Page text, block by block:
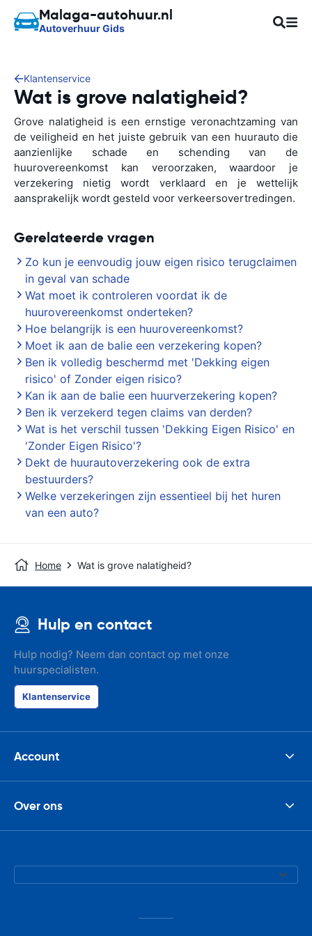
Malaga-autohuur.nl
Autoverhuur Gids
Klantenservice
Wat is grove nalatigheid?
Grove nalatigheid is een ernstige veronachtzaming van
de veiligheid en het juiste gebruik van een huurauto die
aanzienlijke schade en schending van de
huurovereenkomst kan veroorzaken, waardoor je
verzekering nietig wordt verklaard en je wettelijk
aansprakelijk wordt gesteld voor verkeersovertredingen.
Gerelateerde vragen
Zo kun je eenvoudig jouw eigen risico terugclaimen
in geval van schade
Wat moet ik controleren voordat ik de
huurovereenkomst onderteken?
Hoe belangrijk is een huurovereenkomst?
Moet ik aan de balie een verzekering kopen?
Ben ik volledig beschermd met 'Dekking eigen
risico' of Zonder eigen risico?
Kan ik aan de balie een huurverzekering kopen?
Ben ik verzekerd tegen claims van derden?
Wat is het verschil tussen 'Dekking Eigen Risico' en
'Zonder Eigen Risico'?
Dekt de huurautoverzekering ook de extra
bestuurders?
Welke verzekeringen zijn essentieel bij het huren
van een auto?
Home Wat is grove nalatigheid?
Hulp en contact
Hulp nodig? Neem dan contact op met onze
huurspecialisten.
Klantenservice
Account
Over ons